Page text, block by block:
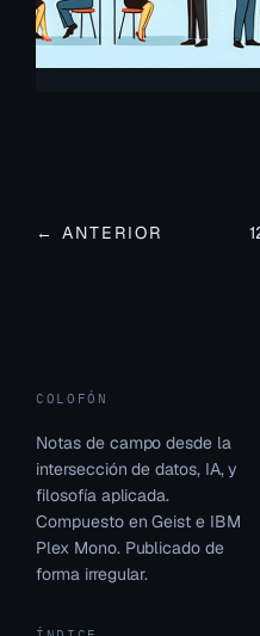
← ANTERIOR 1
COLOFÓN
Notas de campo desde la
intersección de datos, IA, y
filosofía aplicada.
Compuesto en Geist e IBM
Plex Mono. Publicado de
forma irregular.